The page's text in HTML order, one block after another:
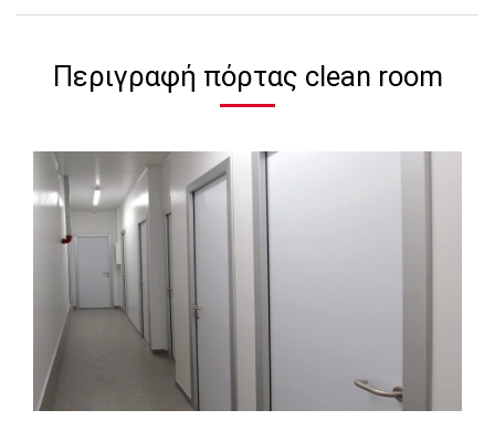
Περιγραφή πόρτας clean room